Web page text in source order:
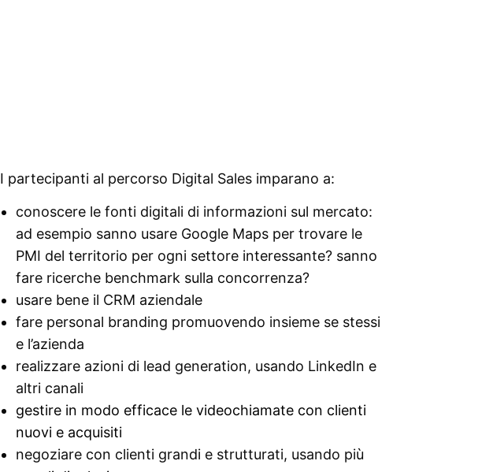
I partecipanti al percorso Digital Sales imparano a:
conoscere le fonti digitali di informazioni sul mercato:
ad esempio sanno usare Google Maps per trovare le
PMI del territorio per ogni settore interessante? sanno
fare ricerche benchmark sulla concorrenza?
usare bene il CRM aziendale
fare personal branding promuovendo insieme se stessi
e l’azienda
realizzare azioni di lead generation, usando LinkedIn e
altri canali
gestire in modo efficace le videochiamate con clienti
nuovi e acquisiti
negoziare con clienti grandi e strutturati, usando più